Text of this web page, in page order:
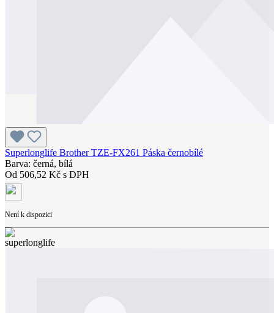
Superlonglife Brother TZE-FX261 Páska černobílé
Barva: černá, bílá
Od 506,52 Kč s DPH
Není k dispozici